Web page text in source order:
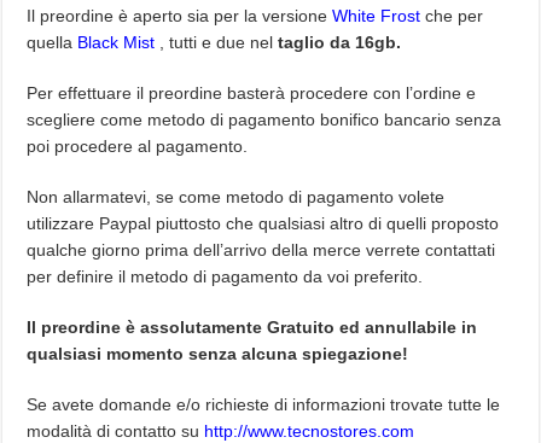
Il preordine è aperto sia per la versioneWhite Frost che per
quella Black Mist , tutti e due neltaglio da 16gb.
Per effettuare il preordine basterà procedere con l’ordine e
scegliere come metodo di pagamento bonifico bancario senza
poi procedere al pagamento.
Non allarmatevi, se come metodo di pagamento volete
utilizzare Paypal piuttosto che qualsiasi altro di quelli proposto
qualche giorno prima dell’arrivo della merce verrete contattati
per definire il metodo di pagamento da voi preferito.
Il preordine è assolutamente Gratuito ed annullabile in
qualsiasi momento senza alcuna spiegazione!
Se avete domande e/o richieste di informazioni trovate tutte le
modalità di contatto su http://www.tecnostores.com